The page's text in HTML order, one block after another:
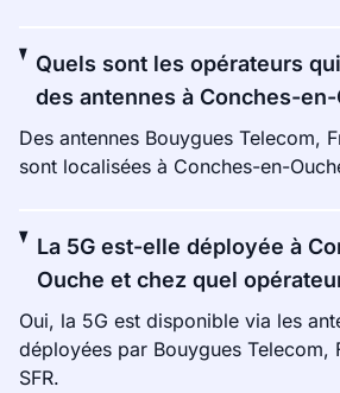
Quels sont les opérateurs
des antennes à Conches-en-
Des antennes Bouygues Telecom,
sont localisées à Conches-en-
La 5G est-elle déployée à
Ouche et chez quel
Oui, la 5G est disponible via les
déployées par Bouygues Telecom,
SFR.